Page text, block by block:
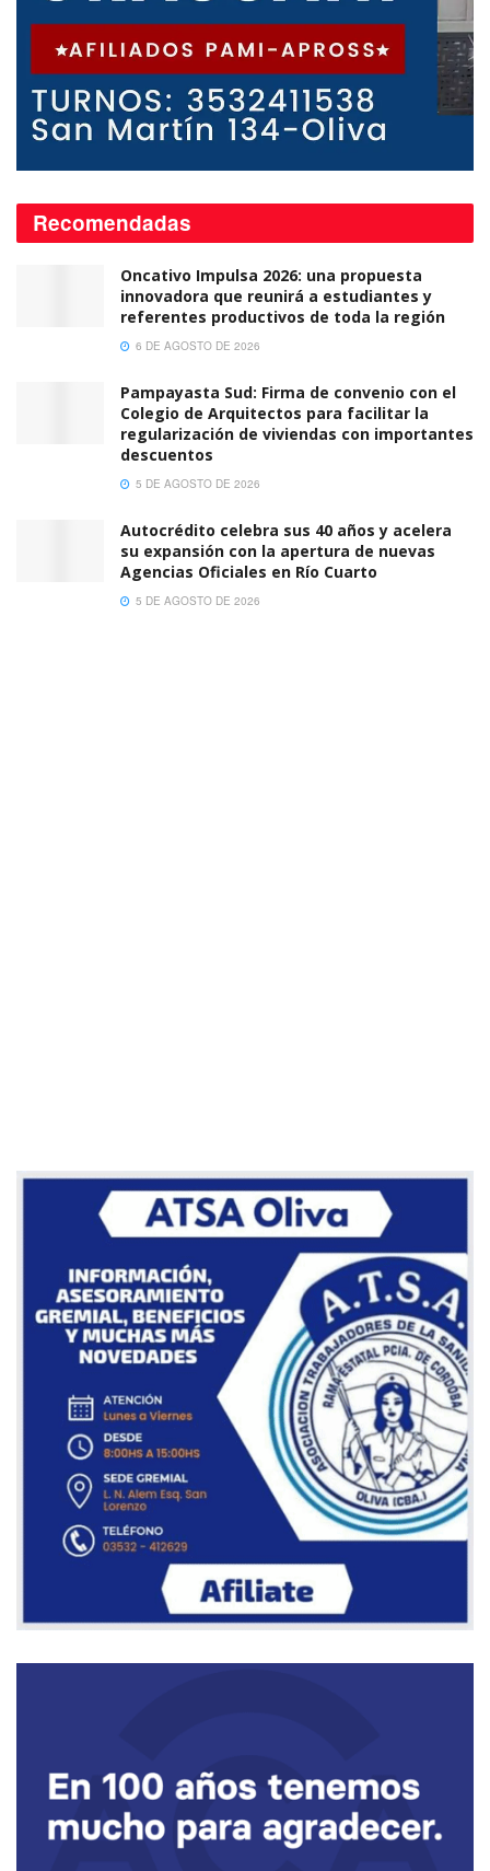
Recomendadas
Oncativo Impulsa 2026: una propuesta
innovadora que reunirá a estudiantes y
referentes productivos de toda la región
6 DE AGOSTO DE 2026
Pampayasta Sud: Firma de convenio con el
Colegio de Arquitectos para facilitar la
regularización de viviendas con importantes
descuentos
5 DE AGOSTO DE 2026
Autocrédito celebra sus 40 años y acelera
su expansión con la apertura de nuevas
Agencias Oficiales en Río Cuarto
5 DE AGOSTO DE 2026